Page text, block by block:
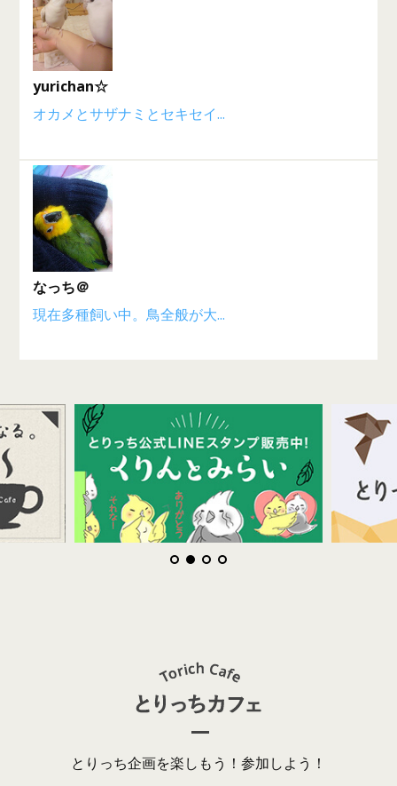
yurichan☆
オカメとサザナミとセキセイ...
なっち＠
現在多種飼い中。鳥全般が大...
とりっち企画を楽しもう！参加しよう！